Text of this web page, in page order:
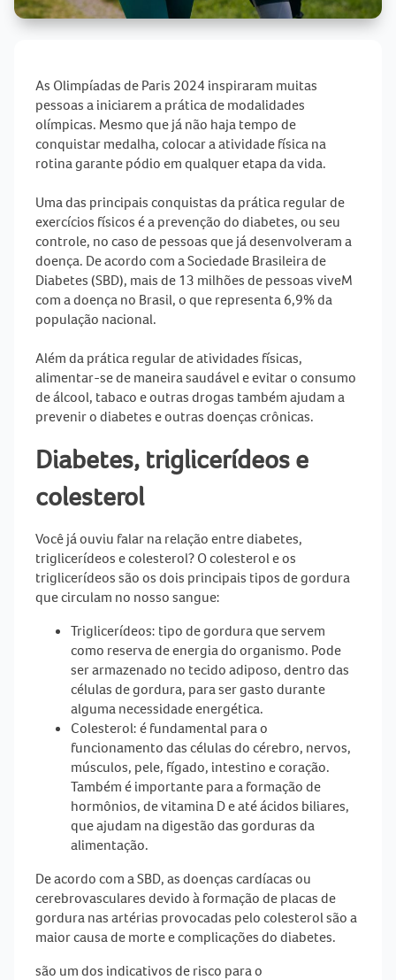
As Olimpíadas de Paris 2024 inspiraram muitas
pessoas a iniciarem a prática de modalidades
olímpicas. Mesmo que já não haja tempo de
conquistar medalha, colocar a atividade física na
rotina garante pódio em qualquer etapa da vida.
Uma das principais conquistas da prática regular de
exercícios físicos é a prevenção do diabetes, ou seu
controle, no caso de pessoas que já desenvolveram a
doença. De acordo com a Sociedade Brasileira de
Diabetes (SBD), mais de 13 milhões de pessoas viveM
com a doença no Brasil, o que representa 6,9% da
população nacional.
Além da prática regular de atividades físicas,
alimentar-se de maneira saudável e evitar o consumo
de álcool, tabaco e outras drogas também ajudam a
prevenir o diabetes e outras doenças crônicas.
Diabetes, triglicerídeos e
colesterol
Você já ouviu falar na relação entrediabetes,
triglicerídeos e colesterol? O colesterol e os
triglicerídeos são os dois principais tipos de gordura
que circulam no nosso sangue:
Triglicerídeos: tipo de gordura que servem
como reserva de energia do organismo. Pode
ser armazenado no tecido adiposo, dentro das
células de gordura, para ser gasto durante
alguma necessidade energética. ⠀
Colesterol: é fundamental para o
funcionamento das células do cérebro, nervos,
músculos, pele, fígado, intestino e coração.
Também é importante para a formação de
hormônios, de vitamina D e até ácidos biliares,
que ajudam na digestão das gorduras da
alimentação.
De acordo com a SBD, as doenças cardíacas ou
cerebrovasculares devido à formação de placas de
gordura nas artérias provocadas pelo colesterol são a
maior causa de morte e complicações do diabetes.
são um dos indicativos de risco para o